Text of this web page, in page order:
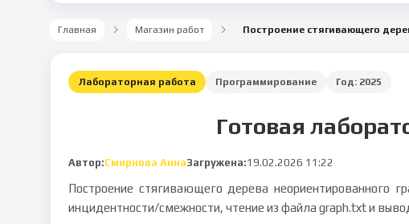
Главная Магазин работ
Лабораторная работа Программирование Год: 2025
Готовая
Автор:Смирнова АннаЗагружена:19.02.2026 11:22
Построение стягивающего дерева
инцидентности/смежности, чтение из файла graph.txt и